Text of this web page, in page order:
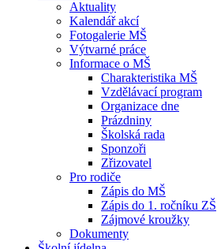
Aktuality
Kalendář akcí
Fotogalerie MŠ
Výtvarné práce
Informace o MŠ
Charakteristika MŠ
Vzdělávací program
Organizace dne
Prázdniny
Školská rada
Sponzoři
Zřizovatel
Pro rodiče
Zápis do MŠ
Zápis do 1. ročníku ZŠ
Zájmové kroužky
Dokumenty